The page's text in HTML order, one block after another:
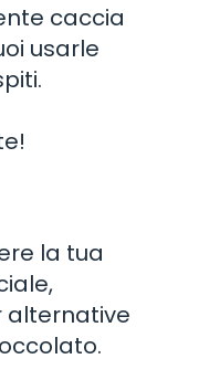
caccia
usarle
la tua
alternative